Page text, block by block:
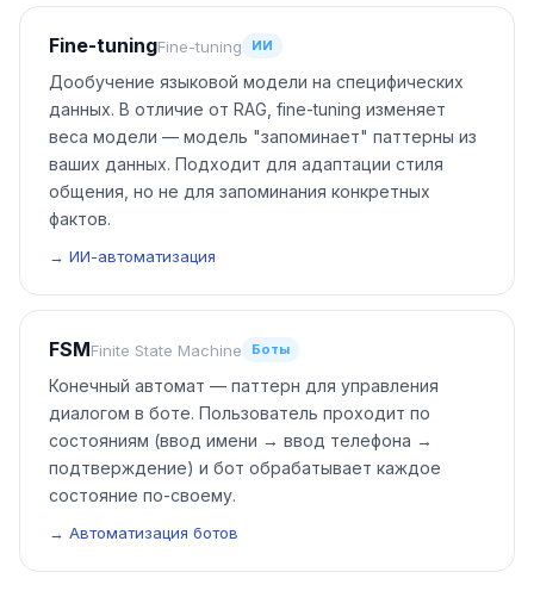
Fine-tuningFine-tuning ИИ
Дообучение языковой модели на специфических
данных. В отличие от RAG, fine-tuning изменяет
веса модели — модель "запоминает" паттерны из
ваших данных. Подходит для адаптации стиля
общения, но не для запоминания конкретных
фактов.
→ ИИ-автоматизация
FSMFinite State Machine Боты
Конечный автомат — паттерн для управления
диалогом в боте. Пользователь проходит по
состояниям (ввод имени → ввод телефона →
подтверждение) и бот обрабатывает каждое
состояние по-своему.
→ Автоматизация ботов